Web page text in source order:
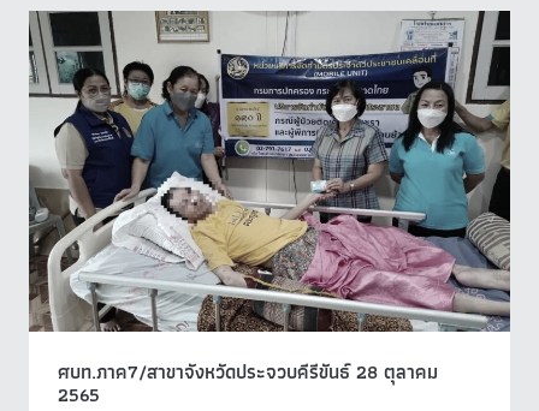
ศบท.ภาค7/สาขาจังหวัดประจวบคีรีขันธ์ 28 ตุลาคม
2565